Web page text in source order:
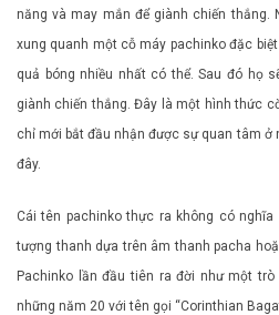
năng và may mắn để giành chiến thắng.
xung quanh một cỗ máy pachinko đặc
quả bóng nhiều nhất có thể. Sau đó họ
giành chiến thắng. Đây là một hình thức
chỉ mới bắt đầu nhận được sự quan tâm ở
đây.
Cái tên pachinko thực ra không có
tượng thanh dựa trên âm thanh pacha
Pachinko lần đầu tiên ra đời như một
những năm 20 với tên gọi “Corinthian